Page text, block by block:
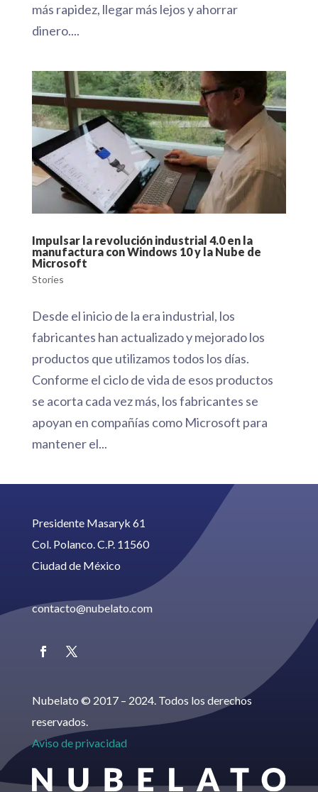
más rapidez, llegar más lejos y ahorrar
dinero....
Impulsar la revolución industrial 4.0 en la
manufactura con Windows 10 y la Nube de
Microsoft
Stories
Desde el inicio de la era industrial, los
fabricantes han actualizado y mejorado los
productos que utilizamos todos los días.
Conforme el ciclo de vida de esos productos
se acorta cada vez más, los fabricantes se
apoyan en compañías como Microsoft para
mantener el...
Presidente Masaryk 61
Col. Polanco. C.P. 11560
Ciudad de México
contacto@nubelato.com
Nubelato © 2017 – 2024. Todos los derechos
reservados.
Aviso de privacidad